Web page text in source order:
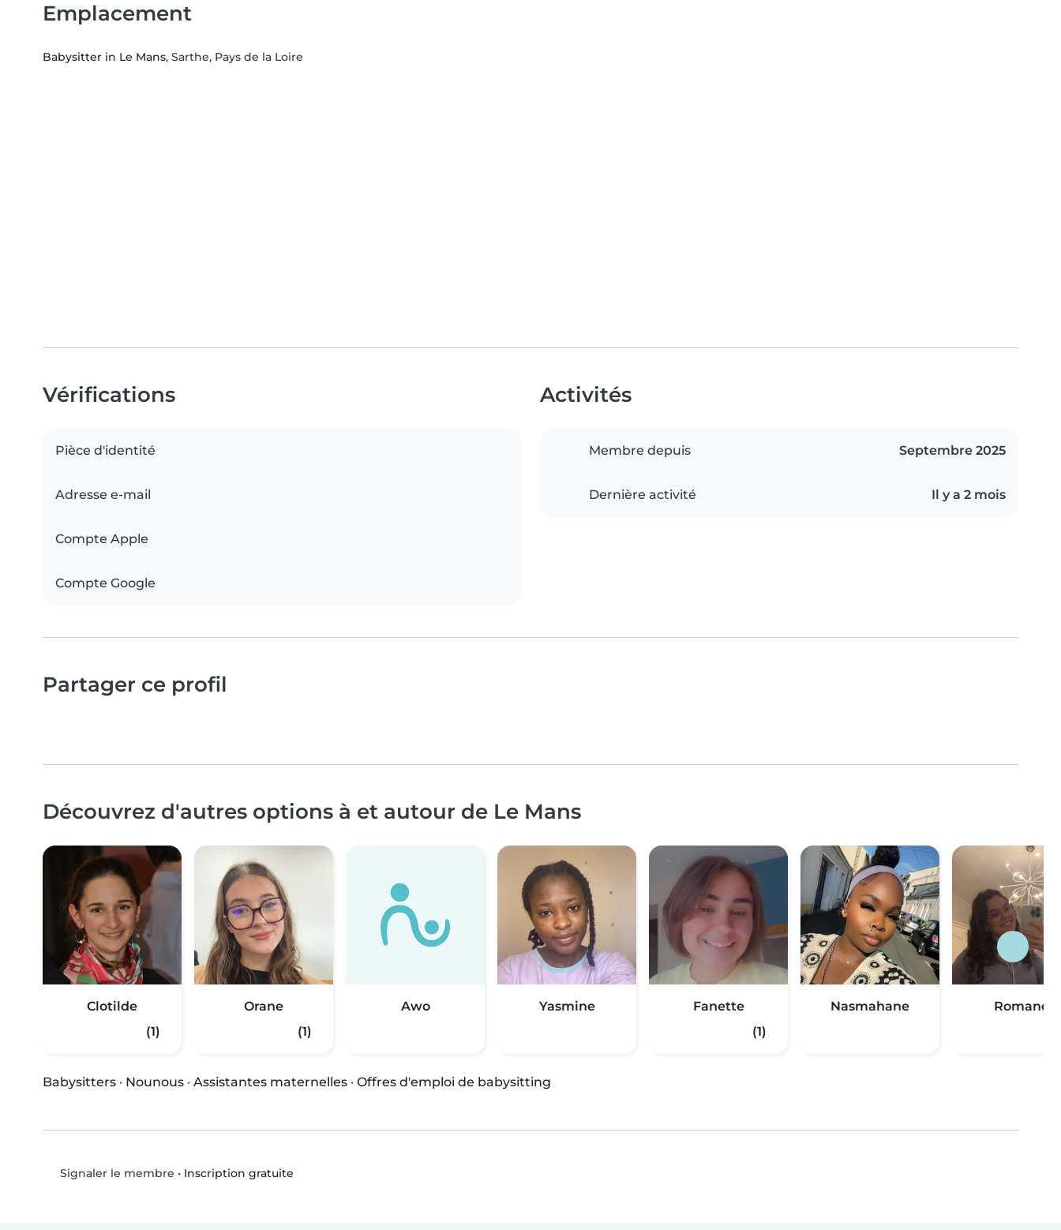
Emplacement
Babysitter in Le Mans, Sarthe, Pays de la Loire
Vérifications
Pièce d'identité
Adresse e-mail
Compte Apple
Compte Google
Activités
Membre depuis Septembre 2025
Dernière activité Il y a 2 mois
Partager ce profil
Découvrez d'autres options à et autour de Le Mans
Clotilde
(1)
Orane
(1)
Awo Yasmine
Fanette
(1)
Nasmahane Romane
Babysitters · Nounous · Assistantes maternelles · Offres d'emploi de babysitting
Signaler le membre • Inscription gratuite